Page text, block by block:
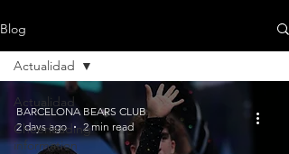
Blog
Actualidad
Cheerleading
information
Actualidad
BARCELONA BEARS CLUB
2 days ago
2 min read